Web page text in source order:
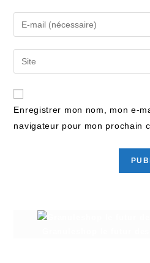
Enregistrer mon nom, mon e-
navigateur pour mon prochain